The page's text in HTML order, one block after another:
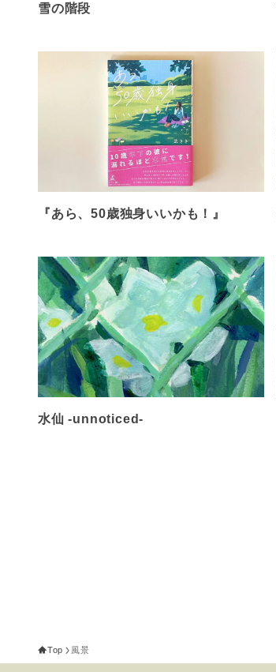
雪の階段
『あら、50歳独身いいかも！』
水仙 -unnoticed-
Top 風景